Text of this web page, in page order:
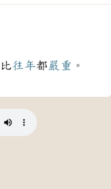
比往年都 嚴重 。